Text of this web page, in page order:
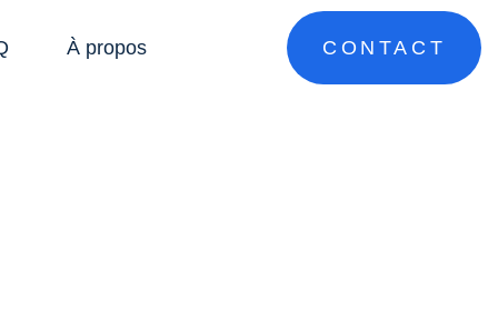
À propos CONTACT